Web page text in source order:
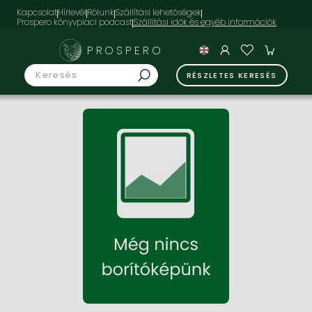
KapcsolatHírlevélRólunkSzállítási lehetőségek
Prospero könyvpiaci podcast
PROSPERO
RÉSZLETES KERESÉS